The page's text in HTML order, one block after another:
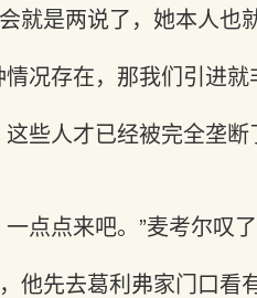
就是两说了，她本人也
况存在，那我们引进就
些人才已经被完全垄
点点来吧。”麦考尔叹了
他先去葛利弗家门口